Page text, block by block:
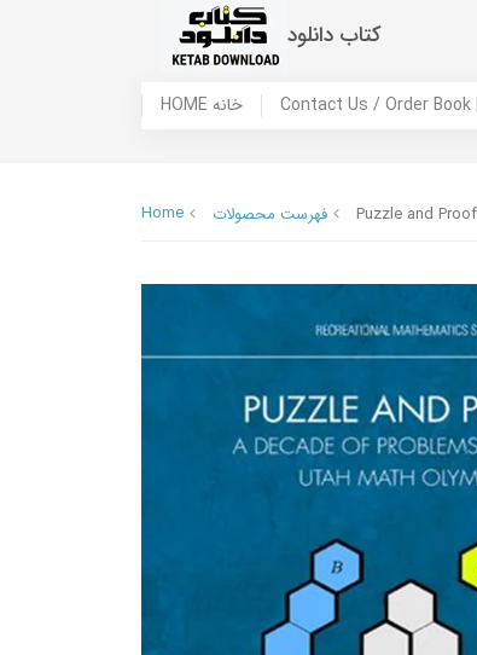
کتاب دانلود
HOME خانه
Home فهرست محصولات Puzzle and